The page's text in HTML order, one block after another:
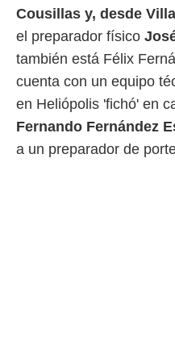
Cousillas y, desde
el preparador físico
también está Félix
cuenta con un equipo
en Heliópolis 'fichó' en
Fernando Fernández
a un preparador de